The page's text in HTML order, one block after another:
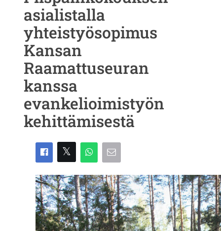
asialistalla
yhteistyösopimus
Kansan
Raamattuseuran
kanssa
evankelioimistyön
kehittämisestä